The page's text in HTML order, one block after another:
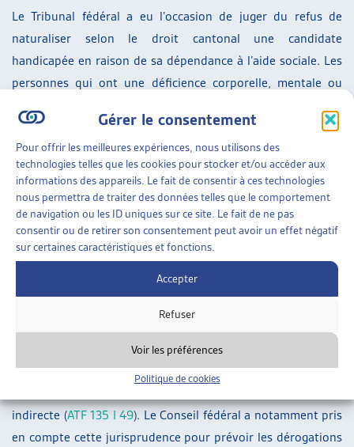
Gérer le consentement
Pour offrir les meilleures expériences, nous utilisons des
technologies telles que les cookies pour stocker et/ou accéder aux
informations des appareils. Le fait de consentir à ces technologies
nous permettra de traiter des données telles que le comportement
de navigation ou les ID uniques sur ce site. Le fait de ne pas
consentir ou de retirer son consentement peut avoir un effet négatif
sur certaines caractéristiques et fonctions.
Accepter
Refuser
Voir les préférences
Politique de cookies
Le Tribunal fédéral a eu l’occasion de juger du refus de
naturaliser selon le droit cantonal une candidate
handicapée en raison de sa dépendance à l’aide sociale. Les
personnes qui ont une déficience corporelle, mentale ou
L’exigence de l’indépendance financière touche de manière
spécifique les personnes qui souffrent d’un tel handicap.
Ainsi le Tribunal fédéral a jugé qu’une telle exigence
constitue une discrimination (indirecte) envers ces
personnes et doit être justifiée par intérêt public
prépondérant et respecter le principe de proportionnalité.
En l’espèce, la personne avait 22 ans, et habitait depuis 13
ans en Suisse comme admise provisoire. Un futur permis de
personne. Il n’y avait dès lors pas d’intérêt financier
prépondérant et son refus de nationalité du fait de sa
indirecte (ATF 135 I 49). Le Conseil fédéral a notamment pris
en compte cette jurisprudence pour prévoir les dérogations